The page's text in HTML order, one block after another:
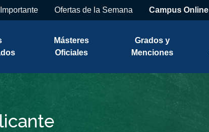
Ofertas de la Semana Campus Online
Másteres
Oficiales
Grados y
Menciones